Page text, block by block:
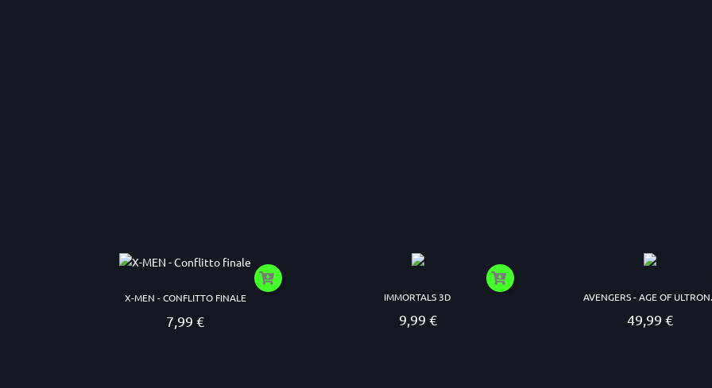
X-MEN - CONFLITTO FINALE
Prezzo
7,99 €
IMMORTALS 3D
Prezzo
9,99 €
AVENGERS - AGE OF
Prezzo
49,99 €